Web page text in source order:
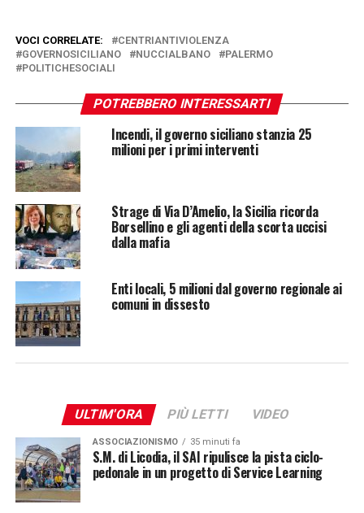
VOCI CORRELATE:
CENTRIANTIVIOLENZA
GOVERNOSICILIANO
NUCCIALBANO
PALERMO
POLITICHESOCIALI
POTREBBERO INTERESSARTI
Incendi, il governo siciliano stanzia 25
milioni per i primi interventi
Strage di Via D’Amelio, la Sicilia ricorda
Borsellino e gli agenti della scorta uccisi
dalla mafia
Enti locali, 5 milioni dal governo regionale ai
comuni in dissesto
ULTIM'ORA PIÙ LETTI VIDEO
ASSOCIAZIONISMO 35 minuti fa
S.M. di Licodia, il SAI ripulisce la pista ciclo-
pedonale in un progetto di Service Learning